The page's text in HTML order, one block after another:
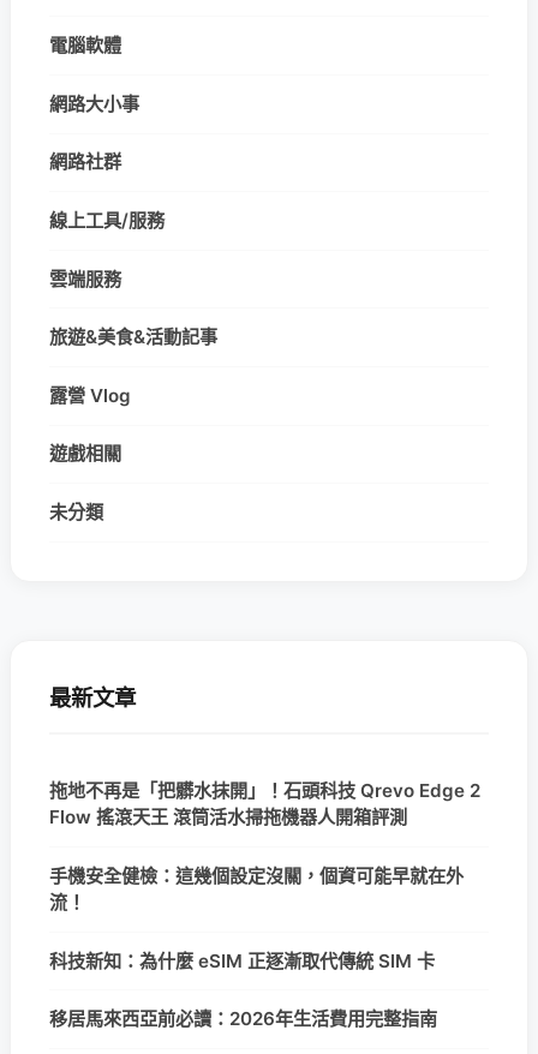
電腦軟體
網路大小事
網路社群
線上工具/服務
雲端服務
旅遊&美食&活動記事
露營 Vlog
遊戲相關
未分類
最新文章
拖地不再是「把髒水抹開」！石頭科技 Qrevo Edge 2
Flow 搖滾天王 滾筒活水掃拖機器人開箱評測
手機安全健檢：這幾個設定沒關，個資可能早就在外
流！
科技新知：為什麼 eSIM 正逐漸取代傳統 SIM 卡
移居馬來西亞前必讀：2026年生活費用完整指南